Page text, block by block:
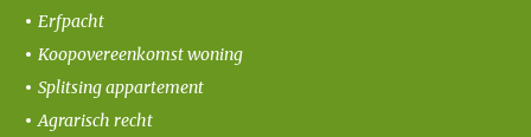
Erfpacht
Koopovereenkomst woning
Splitsing appartement
Agrarisch recht